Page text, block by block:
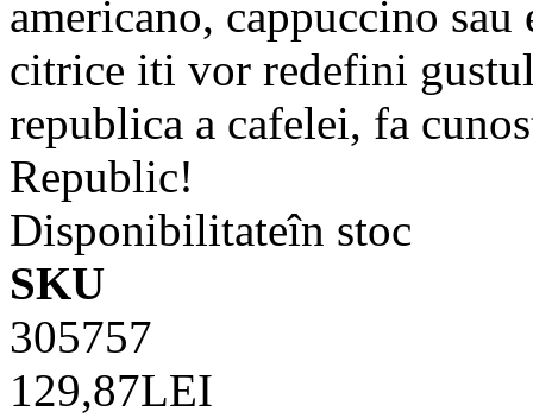
americano, cappuccino
citrice iti vor redefini
republica a cafelei, fa
Republic!
Disponibilitateîn stoc
SKU
305757
129,87LEI